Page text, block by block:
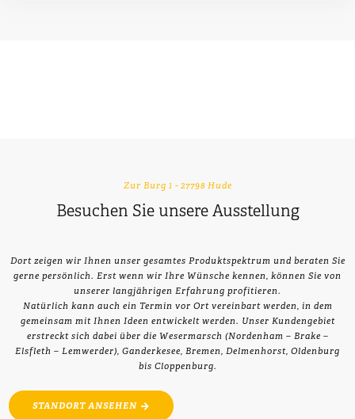
Zur Burg 1 - 27798 Hude
Besuchen Sie unsere Ausstellung
Dort zeigen wir Ihnen unser gesamtes Produktspektrum und beraten Sie
gerne persönlich. Erst wenn wir Ihre Wünsche kennen, können Sie von
unserer langjährigen Erfahrung profitieren.
Natürlich kann auch ein Termin vor Ort vereinbart werden, in dem
gemeinsam mit Ihnen Ideen entwickelt werden. Unser Kundengebiet
erstreckt sich dabei über die Wesermarsch (Nordenham – Brake –
Elsfleth – Lemwerder), Ganderkesee, Bremen, Delmenhorst, Oldenburg
bis Cloppenburg.
STANDORT ANSEHEN